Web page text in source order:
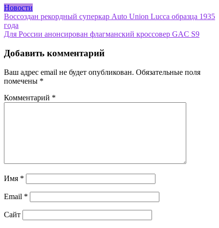
Новости
Навигация
по
Воссоздан рекордный суперкар Auto Union Lucca образца 1935
года
Для России анонсирован флагманский кроссовер GAC S9
Добавить комментарий
Ваш адрес email не будет опубликован. Обязательные поля
помечены *
Комментарий *
Имя *
Email *
Сайт